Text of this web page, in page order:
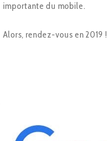
importante du mobile.
Alors, rendez-vous en 2019 !